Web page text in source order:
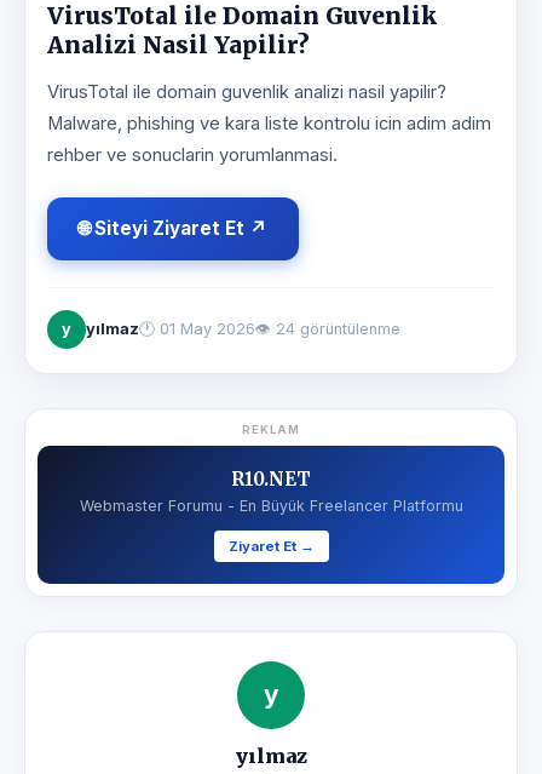
VirusTotal ile Domain Guvenlik
Analizi Nasil Yapilir?
VirusTotal ile domain guvenlik analizi nasil yapilir?
Malware, phishing ve kara liste kontrolu icin adim adim
rehber ve sonuclarin yorumlanmasi.
🌐 Siteyi Ziyaret Et ↗
y yılmaz🕐 01 May 2026👁 24 görüntülenme
REKLAM
R10.NET
Webmaster Forumu - En Büyük Freelancer Platformu
Ziyaret Et →
y
yılmaz